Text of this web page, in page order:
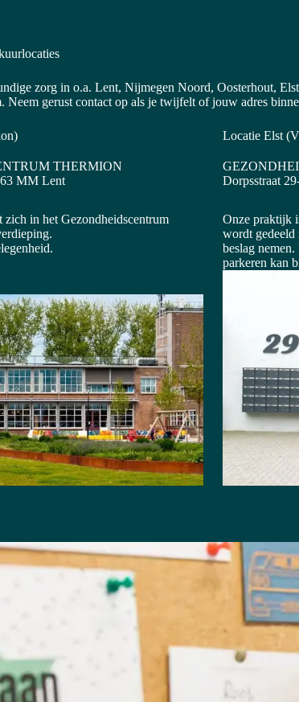
zorg in o.a. Lent, Nijmegen Noord, Oosterhout,
Neem gerust contact op als je twijfelt of jouw adres
THERMION
MM Lent
in het Gezondheidscentrum
Locatie Elst
Dorpsstraat
Onze praktijk
wordt gedeeld
beslag
parkeren kan